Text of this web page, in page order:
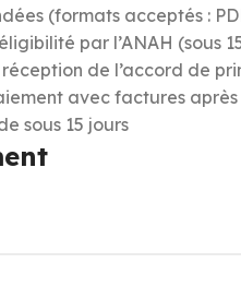
(formats acceptés :
par l’ANAH (sous
de l’accord de
avec factures
sous 15 jours